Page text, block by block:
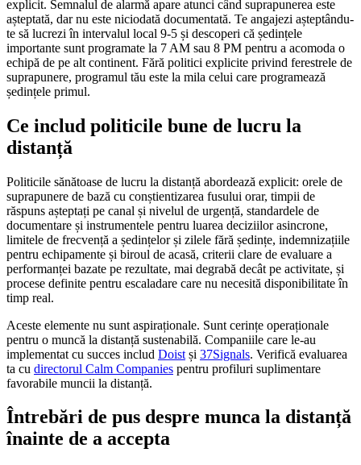
explicit. Semnalul de alarmă apare atunci când suprapunerea este
așteptată, dar nu este niciodată documentată. Te angajezi așteptându-
te să lucrezi în intervalul local 9-5 și descoperi că ședințele
importante sunt programate la 7 AM sau 8 PM pentru a acomoda o
echipă de pe alt continent. Fără politici explicite privind ferestrele de
suprapunere, programul tău este la mila celui care programează
ședințele primul.
Ce includ politicile bune de lucru la
distanță
Politicile sănătoase de lucru la distanță abordează explicit: orele de
suprapunere de bază cu conștientizarea fusului orar, timpii de
răspuns așteptați pe canal și nivelul de urgență, standardele de
documentare și instrumentele pentru luarea deciziilor asincrone,
limitele de frecvență a ședințelor și zilele fără ședințe, indemnizațiile
pentru echipamente și biroul de acasă, criterii clare de evaluare a
performanței bazate pe rezultate, mai degrabă decât pe activitate, și
procese definite pentru escaladare care nu necesită disponibilitate în
timp real.
Aceste elemente nu sunt aspiraționale. Sunt cerințe operaționale
pentru o muncă la distanță sustenabilă. Companiile care le-au
implementat cu succes includ Doist și 37Signals. Verifică evaluarea
ta cu directorul Calm Companies pentru profiluri suplimentare
favorabile muncii la distanță.
Întrebări de pus despre munca la distanță
înainte de a accepta